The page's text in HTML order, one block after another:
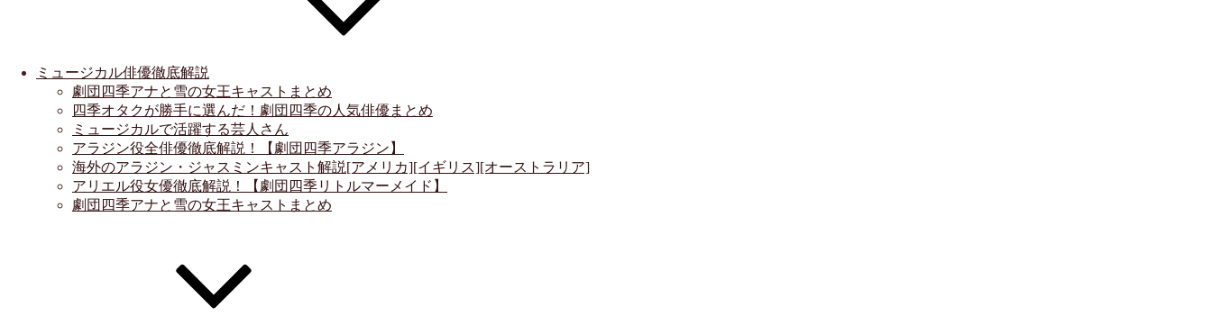
ミュージカル俳優徹底解説
劇団四季アナと雪の女王キャストまとめ
四季オタクが勝手に選んだ！劇団四季の人気俳優まとめ
ミュージカルで活躍する芸人さん
アラジン役全俳優徹底解説！【劇団四季アラジン】
海外のアラジン・ジャスミンキャスト解説[アメリカ][イギリス][オーストラリア]
アリエル役女優徹底解説！【劇団四季リトルマーメイド】
劇団四季アナと雪の女王キャストまとめ